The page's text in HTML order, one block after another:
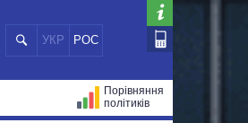
УКР РОС
Порівняння
політиків